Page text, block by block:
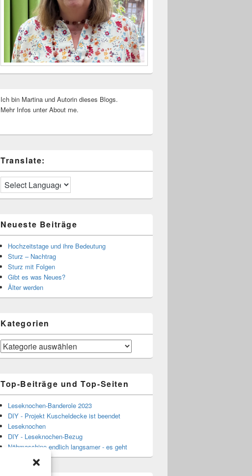
Ich bin Martina und Autorin dieses Blogs.
Mehr Infos unter About me.
Translate:
Neueste Beiträge
Hochzeitstage und ihre Bedeutung
Sturz – Nachtrag
Sturz mit Folgen
Gibt es was Neues?
Älter werden
Kategorien
Kategorien
Top-Beiträge und Top-Seiten
Leseknochen-Banderole 2023
DIY - Projekt Kuscheldecke ist beendet
Leseknochen
DIY - Leseknochen-Bezug
Nähmaschine endlich langsamer - es geht